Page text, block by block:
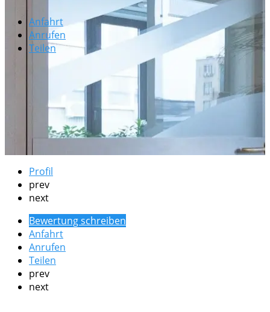
Anfahrt
Anrufen
Teilen
Profil
prev
next
Bewertung schreiben
Anfahrt
Anrufen
Teilen
prev
next